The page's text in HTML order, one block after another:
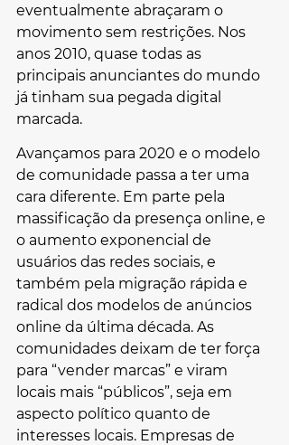
eventualmente abraçaram o
movimento sem restrições. Nos
anos 2010, quase todas as
principais anunciantes do mundo
já tinham sua pegada digital
marcada.
Avançamos para 2020 e o modelo
de comunidade passa a ter uma
cara diferente. Em parte pela
massificação da presença online, e
o aumento exponencial de
usuários das redes sociais, e
também pela migração rápida e
radical dos modelos de anúncios
online da última década. As
comunidades deixam de ter força
para “vender marcas” e viram
locais mais “públicos”, seja em
aspecto político quanto de
interesses locais. Empresas de